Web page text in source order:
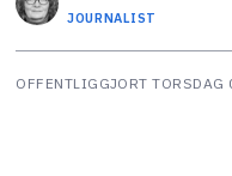
JOURNALIST
OFFENTLIGGJORT